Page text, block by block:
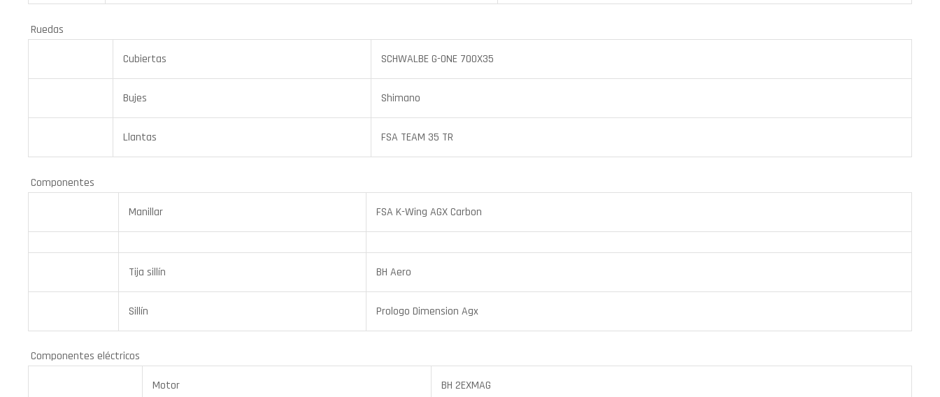
Ruedas
Cubiertas
SCHWALBE G-ONE 700X35
Bujes Shimano
Llantas FSA TEAM 35 TR
Componentes
Manillar
FSA K-Wing AGX Carbon
Tija sillín BH Aero
Sillín Prologo Dimension Agx
Componentes eléctricos
Motor
BH 2EXMAG